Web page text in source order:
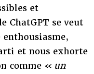
et
ChatGPT se veut
et nous exhorte
comme « un